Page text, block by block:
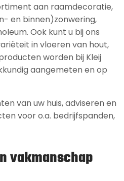
aan raamdecoratie,
en binnen)zonwering,
Ook kunt u bij ons
in vloeren van hout,
worden bij Kleij
aangemeten en op
van uw huis, adviseren en
voor o.a. bedrijfspanden,
vakmanschap